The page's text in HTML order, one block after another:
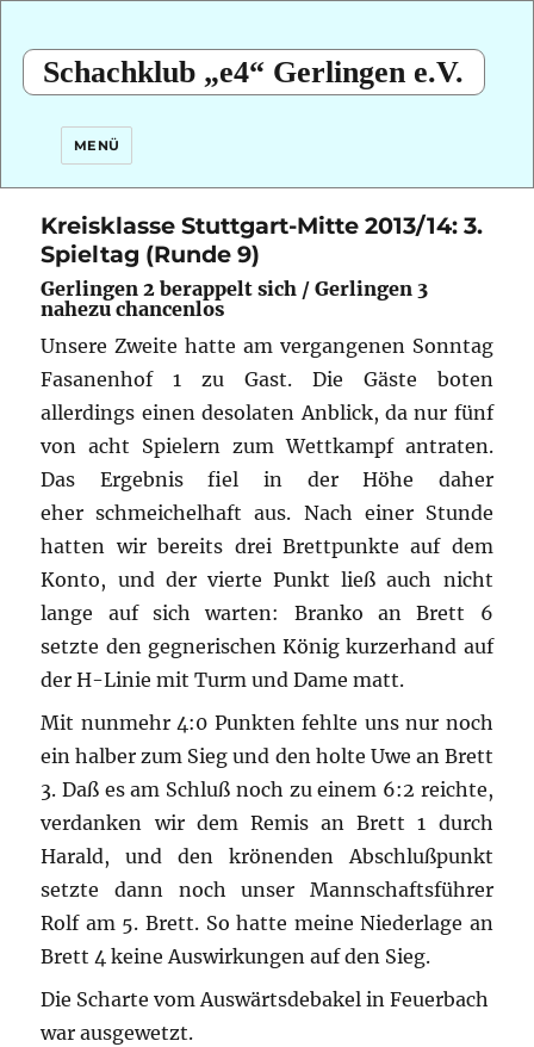
Schachklub „e4“ Gerlingen e.V.
MENÜ
Kreisklasse Stuttgart-Mitte 2013/14: 3.
Spieltag (Runde 9)
Gerlingen 2 berappelt sich / Gerlingen 3
nahezu chancenlos
Unsere Zweite hatte am vergangenen Sonntag
Fasanenhof 1 zu Gast. Die Gäste boten
allerdings einen desolaten Anblick, da nur fünf
von acht Spielern zum Wettkampf antraten.
Das Ergebnis fiel in der Höhe daher
eher schmeichelhaft aus. Nach einer Stunde
hatten wir bereits drei Brettpunkte auf dem
Konto, und der vierte Punkt ließ auch nicht
lange auf sich warten: Branko an Brett 6
setzte den gegnerischen König kurzerhand auf
der H-Linie mit Turm und Dame matt.
Mit nunmehr 4:0 Punkten fehlte uns nur noch
ein halber zum Sieg und den holte Uwe an Brett
3. Daß es am Schluß noch zu einem 6:2 reichte,
verdanken wir dem Remis an Brett 1 durch
Harald, und den krönenden Abschlußpunkt
setzte dann noch unser Mannschaftsführer
Rolf am 5. Brett. So hatte meine Niederlage an
Brett 4 keine Auswirkungen auf den Sieg.
Die Scharte vom Auswärtsdebakel in Feuerbach
war ausgewetzt.